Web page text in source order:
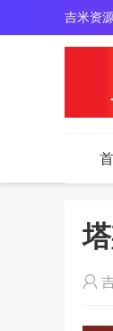
吉米资